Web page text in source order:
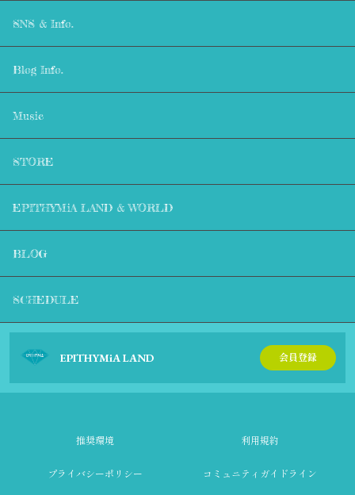
SNS & Info.
Blog Info.
Music
STORE
EPITHYMiA LAND & WORLD
BLOG
SCHEDULE
EPITHYMiA LAND 会員登録
推奨環境 利用規約
プライバシーポリシー コミュニティガイドライン